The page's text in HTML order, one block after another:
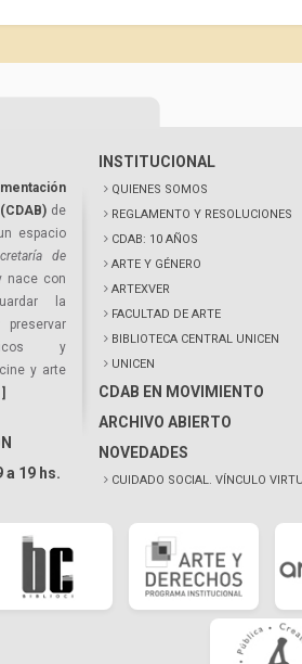
de
espacio
de
nace con
la
y
y arte
a 19 hs.
INSTITUCIONAL
QUIENES SOMOS
REGLAMENTO Y RESOLUCIONES
CDAB: 10 AÑOS
ARTE Y GÉNERO
ARTEXVER
FACULTAD DE ARTE
BIBLIOTECA CENTRAL UNICEN
UNICEN
CDAB EN MOVIMIENTO
ARCHIVO ABIERTO
NOVEDADES
CUIDADO SOCIAL. VÍNCULO